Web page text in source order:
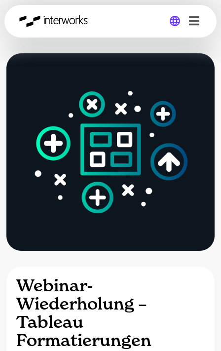
Global
Webinar-
Wiederholung –
Tableau
Formatierungen